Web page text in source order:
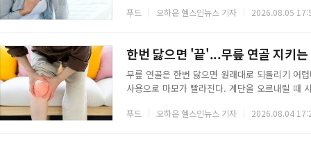
역
보
기
형
태
된다.◇ 마늘마늘을 썰거나 찧을 때 생기는 알리
푸드 오하은 헬스인뉴스 기자 2026.08.05
한번 닳으면 '끝'...무릎 연골 지키는
무릎 연골은 한번 닳으면 원래대로 되돌리기 어
사용으로 마모가 빨라진다. 계단을 오르내릴 때
루는 재료를 보충하면 진행 속도를 늦추는 데
푸드 오하은 헬스인뉴스 기자 2026.08.04